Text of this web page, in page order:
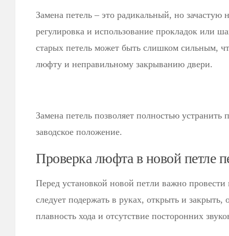
Замена петель – это радикальный, но зачастую
регулировка и использование прокладок или
старых петель может быть слишком сильным,
люфту и неправильному закрыванию двери.
Замена петель позволяет полностью устранить
заводское положение.
Проверка люфта в новой петле
Перед установкой новой петли важно провести
следует подержать в руках, открыть и
плавность хода и отсутствие посторонних